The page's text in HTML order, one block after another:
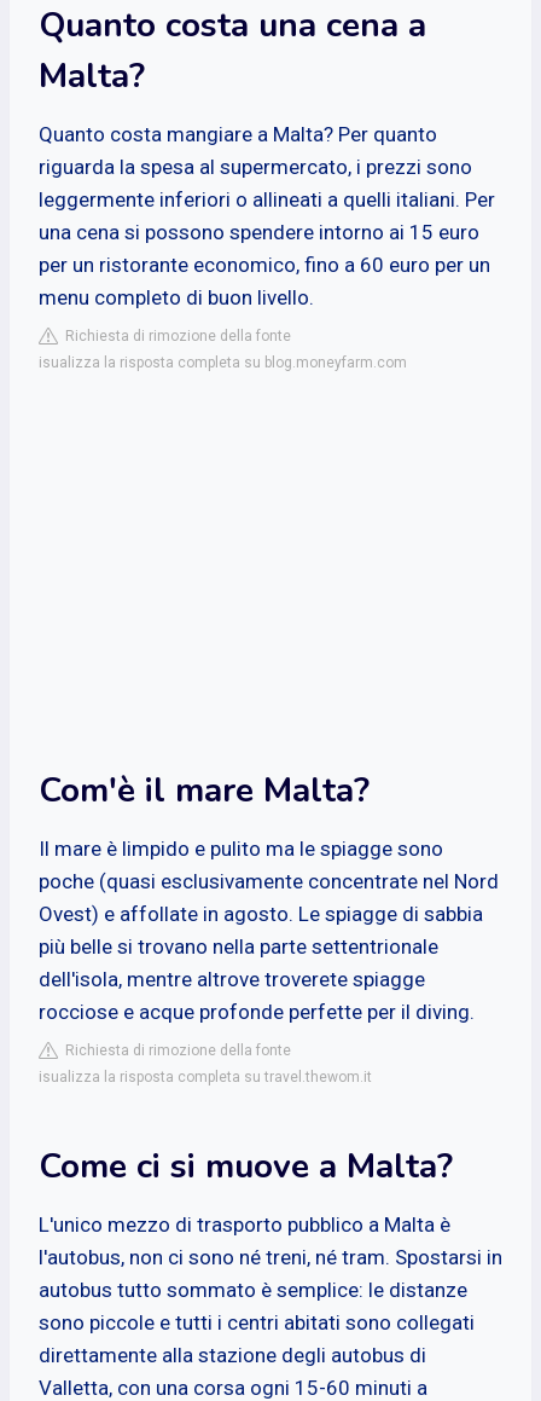
Quanto costa una cena a
Malta?
Quanto costa mangiare a Malta? Per quanto
riguarda la spesa al supermercato, i prezzi sono
leggermente inferiori o allineati a quelli italiani. Per
una cena si possono spendere intorno ai 15 euro
per un ristorante economico, fino a 60 euro per un
menu completo di buon livello.
Richiesta di rimozione della fonte
isualizza la risposta completa su blog.moneyfarm.com
Com'è il mare Malta?
Il mare è limpido e pulito ma le spiagge sono
poche (quasi esclusivamente concentrate nel Nord
Ovest) e affollate in agosto. Le spiagge di sabbia
più belle si trovano nella parte settentrionale
dell'isola, mentre altrove troverete spiagge
rocciose e acque profonde perfette per il diving.
Richiesta di rimozione della fonte
isualizza la risposta completa su travel.thewom.it
Come ci si muove a Malta?
L'unico mezzo di trasporto pubblico a Malta è
l'autobus, non ci sono né treni, né tram. Spostarsi in
autobus tutto sommato è semplice: le distanze
sono piccole e tutti i centri abitati sono collegati
direttamente alla stazione degli autobus di
Valletta, con una corsa ogni 15-60 minuti a